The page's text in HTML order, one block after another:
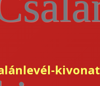
kivonat